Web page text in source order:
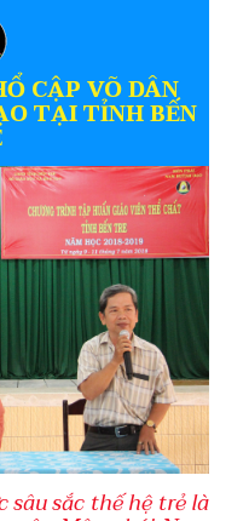
CẬP VÕ DÂN
TẠI TỈNH BẾN
sắc thế hệ trẻ là